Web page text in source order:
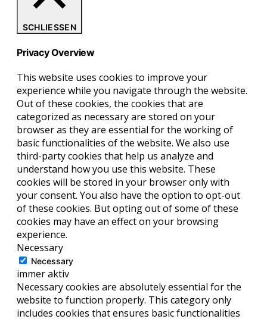
SCHLIESSEN
Privacy Overview
This website uses cookies to improve your
experience while you navigate through the website.
Out of these cookies, the cookies that are
categorized as necessary are stored on your
browser as they are essential for the working of
basic functionalities of the website. We also use
third-party cookies that help us analyze and
understand how you use this website. These
cookies will be stored in your browser only with
your consent. You also have the option to opt-out
of these cookies. But opting out of some of these
cookies may have an effect on your browsing
experience.
Necessary
Necessary
immer aktiv
Necessary cookies are absolutely essential for the
website to function properly. This category only
includes cookies that ensures basic functionalities